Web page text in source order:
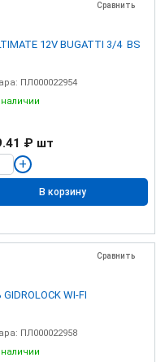
Сравнить
12V BUGATTI 3/4 BS
ПЛ000022954
₽ шт
В корзину
Сравнить
WI-FI
ПЛ000022958